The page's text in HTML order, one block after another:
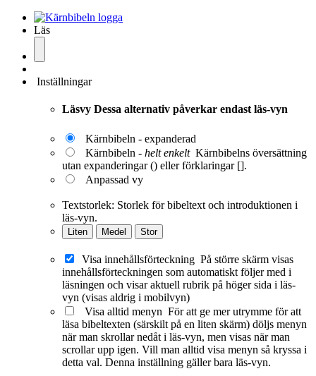
Läs
Inställningar
Läsvy Dessa alternativ påverkar endast läs-vyn
Kärnbibeln - expanderad
Kärnbibeln - helt enkelt Kärnbibelns översättning
utan expanderingar () eller förklaringar [].
Anpassad vy
Textstorlek: Storlek för bibeltext och introduktionen i
läs-vyn.
Liten Medel Stor
Visa innehållsförteckning På större skärm visas
innehållsförteckningen som automatiskt följer med i
läsningen och visar aktuell rubrik på höger sida i läs-
vyn (visas aldrig i mobilvyn)
Visa alltid menyn För att ge mer utrymme för att
läsa bibeltexten (särskilt på en liten skärm) döljs menyn
när man skrollar nedåt i läs-vyn, men visas när man
scrollar upp igen. Vill man alltid visa menyn så kryssa i
detta val. Denna inställning gäller bara läs-vyn.